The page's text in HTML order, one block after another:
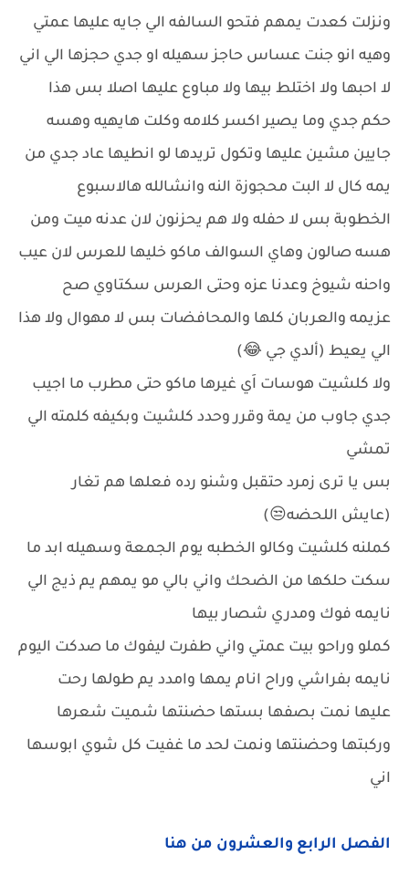
ونزلت كعدت يمهم فتحو السالفه الي جايه عليها عمتي
وهيه انو جنت عساس حاجز سهيله او جدي حجزها الي اني
لا احبها ولا اختلط بيها ولا مباوع عليها اصلا بس هذا
حكم جدي وما يصير اكسر كلامه وكلت هايهيه وهسه
جايين مشين عليها وتكول تريدها لو انطيها عاد جدي من
يمه كال لا البت محجوزة النه وانشالله هالاسبوع
الخطوبة بس لا حفله ولا هم يحزنون لان عدنه ميت ومن
هسه صالون وهاي السوالف ماكو خليها للعرس لان عيب
واحنه شيوخ وعدنا عزه وحتى العرس سكتاوي صح
عزيمه والعربان كلها والمحافضات بس لا مهوال ولا هذا
الي يعيط (ألدي جي 😂)
ولا كلشيت هوسات اَي غيرها ماكو حتى مطرب ما اجيب
جدي جاوب من يمة وقرر وحدد كلشيت وبكيفه كلمته الي
تمشي
بس يا ترى زمرد حتقبل وشنو رده فعلها هم تغار
(عايش اللحضه😒)
كملنه كلشيت وكالو الخطبه يوم الجمعة وسهيله ابد ما
سكت حلكها من الضحك واني بالي مو يمهم يم ذيج الي
نايمه فوك ومدري شصار بيها
كملو وراحو بيت عمتي واني طفرت ليفوك ما صدكت اليوم
نايمه بفراشي وراح انام يمها وامدد يم طولها رحت
عليها نمت بصفها بستها حضنتها شميت شعرها
وركبتها وحضنتها ونمت لحد ما غفيت كل شوي ابوسها
اني
الفصل الرابع والعشرون من هنا